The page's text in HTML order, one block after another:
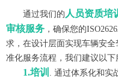
通过我们的 人员资质培
审核服务 ，确保您的ISO
求 ， 在设计层面实现车辆安全
准化服务流程，我们建议以下
1.培训
. 通过体系化和